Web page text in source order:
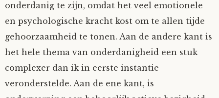
onderdanig te zijn, omdat het veel emotionele
en psychologische kracht kost om te allen tijde
gehoorzaamheid te tonen. Aan de andere kant is
het hele thema van onderdanigheid een stuk
complexer dan ik in eerste instantie
veronderstelde. Aan de ene kant, is